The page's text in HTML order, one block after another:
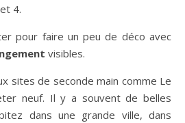
4.
pour faire un peu de déco avec
visibles.
sites de seconde main comme Le
neuf. Il y a souvent de belles
dans une grande ville, dans